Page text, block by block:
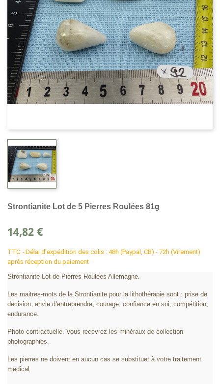
Strontianite Lot de 5 Pierres Roulées 81g
14,82 €
TTC
Délai d'expédition des colis : 48h (Paypal, CB) - 72h (Virement)
après réception du paiement
Strontianite Lot de Pierres Roulées Allemagne.
Les maitres-mots de la Strontianite pour la lithothérapie sont : prise de
décision, envie d’entreprendre, courage, confiance en soi, compétition,
endurance.
Photo contractuelle. Vous recevrez les minéraux de collection
photographiés.
Les pierres ne doivent en aucun cas se substituer à votre traitement
médical.